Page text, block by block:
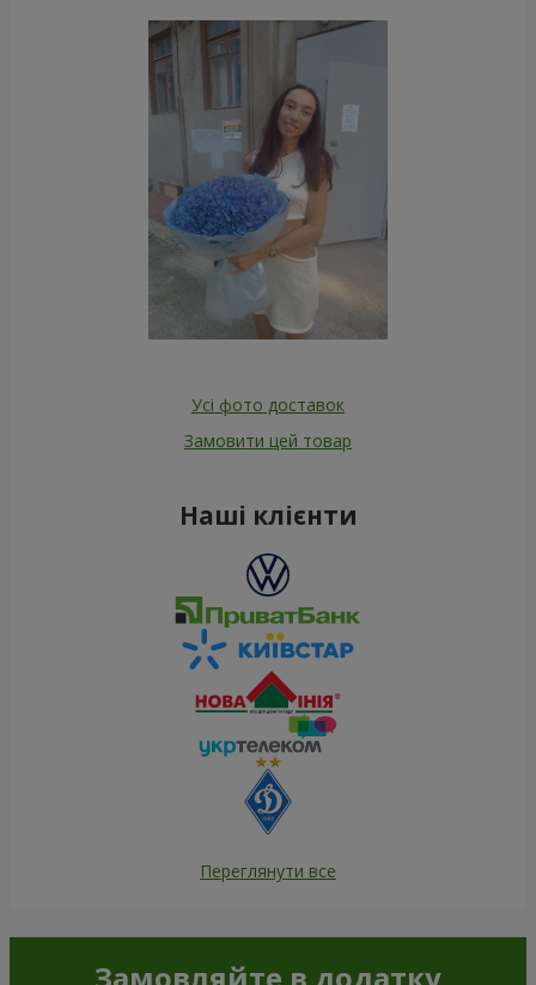
Усі фото доставок
Замовити цей товар
Наші клієнти
Переглянути все